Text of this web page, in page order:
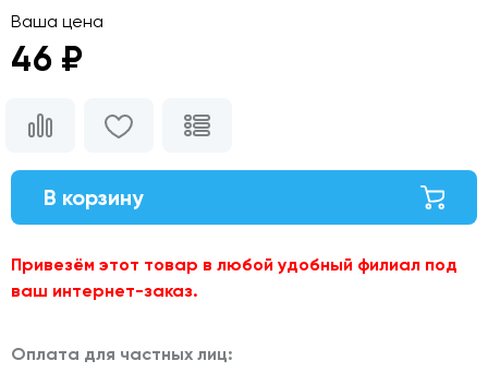
Ваша цена
46 ₽
В корзину
Привезём этот товар в любой удобный филиал под
ваш интернет-заказ.
Оплата для частных лиц: